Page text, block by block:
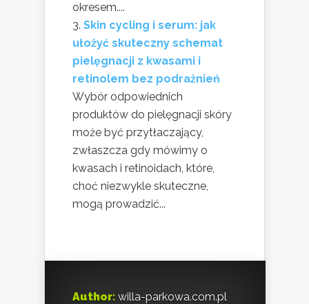
okresem....
Skin cycling i serum: jak
ułożyć skuteczny schemat
pielęgnacji z kwasami i
retinolem bez podrażnień
Wybór odpowiednich
produktów do pielęgnacji skóry
może być przytłaczający,
zwłaszcza gdy mówimy o
kwasach i retinoidach, które,
choć niezwykle skuteczne,
mogą prowadzić...
Author: willa-parkowa.com.pl